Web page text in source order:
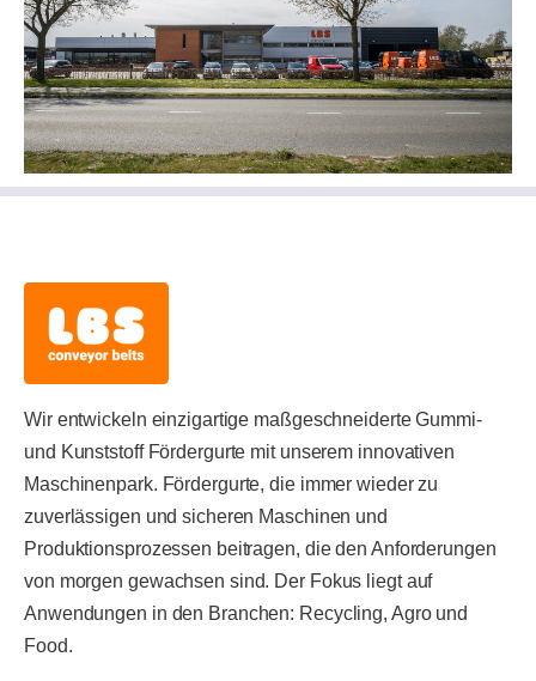
Wir entwickeln einzigartige maßgeschneiderte Gummi-
und Kunststoff Fördergurte mit unserem innovativen
Maschinenpark. Fördergurte, die immer wieder zu
zuverlässigen und sicheren Maschinen und
Produktionsprozessen beitragen, die den Anforderungen
von morgen gewachsen sind. Der Fokus liegt auf
Anwendungen in den Branchen: Recycling, Agro und
Food.